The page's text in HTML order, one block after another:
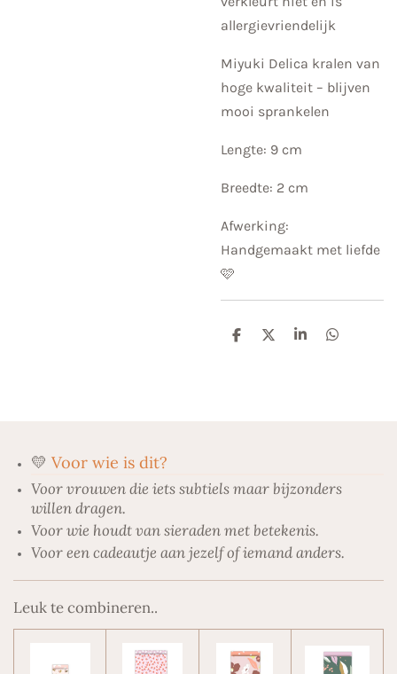
allergievriendelijk
Miyuki Delica kralen van
hoge kwaliteit – blijven
mooi sprankelen
Lengte: 9 cm
Breedte: 2 cm
Afwerking:
Handgemaakt met liefde
🩷
D
D
S
D
💛 Voor wie is dit?
Voor vrouwen die iets subtiels maar bijzonders
willen dragen.
Voor wie houdt van sieraden met betekenis.
Voor een cadeautje aan jezelf of iemand anders.
Leuk te combineren..